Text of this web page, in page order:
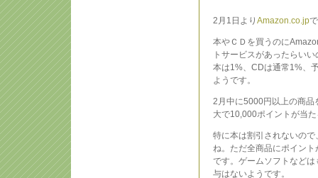
2月1日より Amazon.co.jp
本やＣＤを買うのに
トサービスがあったらい
本は1%、CDは通常1%、
ようです。
2月中に5000円以上の商品
大で10,000ポイントが当
特に本は割引されないの
ね。ただ全商品にポイン
です。ゲームソフトなど
与はないようです。